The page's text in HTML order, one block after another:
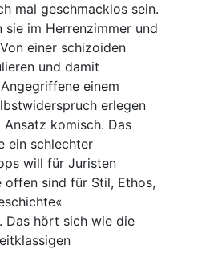
mal geschmacklos sein.
im Herrenzimmer und
einer schizoiden
und damit
einem
erlegen
komisch. Das
ein schlechter
will für Juristen
offen sind für Stil, Ethos,
Das hört sich wie die